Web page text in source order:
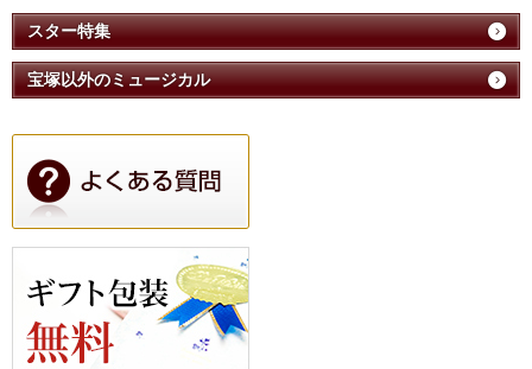
スター特集
宝塚以外のミュージカル